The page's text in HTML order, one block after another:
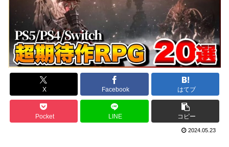
X Facebook はてブ
Pocket LINE コピー
2024.05.23